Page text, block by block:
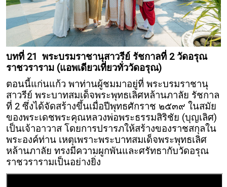
บทที่ 21 พระบรมราชานุสาวรีย์ รัชกาลที่ 2 วัดอรุณ
ราชวราราม (แอพเดียวเที่ยวทั่ววัดอรุณ)
ตอนนี้แก่นแก้ว พาท่านผู้ชมมาอยู่ที่ พระบรมราชานุ
สาวรีย์ พระบาทสมเด็จพระพุทธเลิศหล้านภาลัย รัชกาล
ที่ 2 ซึ่งได้จัดสร้างขึ้นเมื่อปีพุทธศักราช ๒๕๓๙ ในสมัย
ของพระเดชพระคุณหลวงพ่อพระธรรมสิริชัย (บุญเลิศ)
เป็นเจ้าอาวาส โดยการปรารภให้สร้างของราชสกุลใน
พระองค์ท่าน เหตุเพราะพระบาทสมเด็จพระพุทธเลิศ
หล้านภาลัย ทรงมีความผูกพันและศรัทธากับวัดอรุณ
ราชวรารามเป็นอย่างยิ่ง